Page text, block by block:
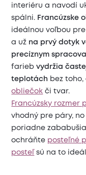
interiéru a navodí
spálni. Francúzske
ideálnou voľbou
a už na prvý dotyk
precíznym
fariebvydržia
teplotách bez
obliečok či tvar.
Francúzsky rozmer
vhodný pre páry,
poriadne
ochráňte posteľné
posteľ sú na to